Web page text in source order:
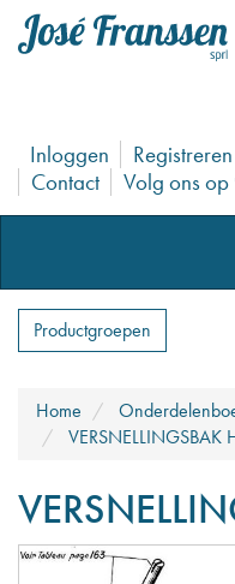
Inloggen Registreren
Contact
Volg ons op
Productgroepen
Home
VERSNELLINGSBAK